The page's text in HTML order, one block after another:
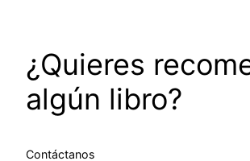
¿Quieres
algún libro?
Contáctanos